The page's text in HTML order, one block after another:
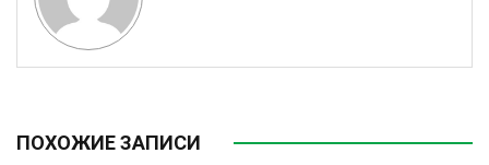
ПОХОЖИЕ ЗАПИСИ